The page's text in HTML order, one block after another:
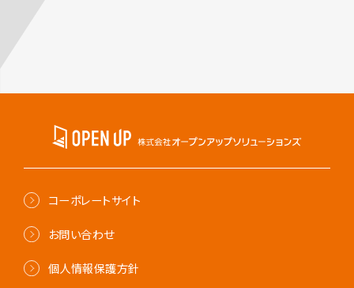
コーポレートサイト
お問い合わせ
個人情報保護方針